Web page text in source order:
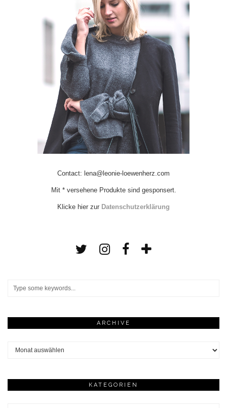
Contact: lena@leonie-loewenherz.com
Mit * versehene Produkte sind gesponsert.
Klicke hier zur Datenschutzerklärung
ARCHIVE
KATEGORIEN